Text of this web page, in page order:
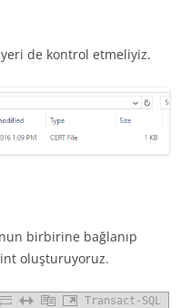
yeri de kontrol etmeliyiz.
birbirine bağlanıp
oluşturuyoruz.
Transact-SQL